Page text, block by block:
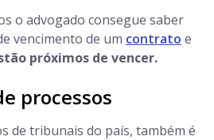
o advogado consegue saber
vencimento de um contrato e
próximos de vencer.
processos
de tribunais do país, também é